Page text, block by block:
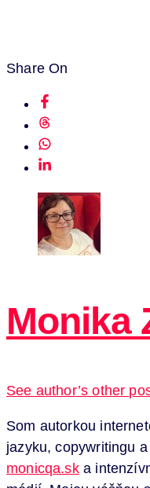
Share On
Monika
See author’s other
Som autorkou
jazyku, copywritingu
monicqa.ska